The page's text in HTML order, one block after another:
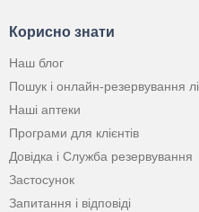
Корисно знати
Наш блог
Пошук і онлайн-резервування
Наші аптеки
Програми для клієнтів
Довідка і Служба резервування
Застосунок
Запитання і відповіді